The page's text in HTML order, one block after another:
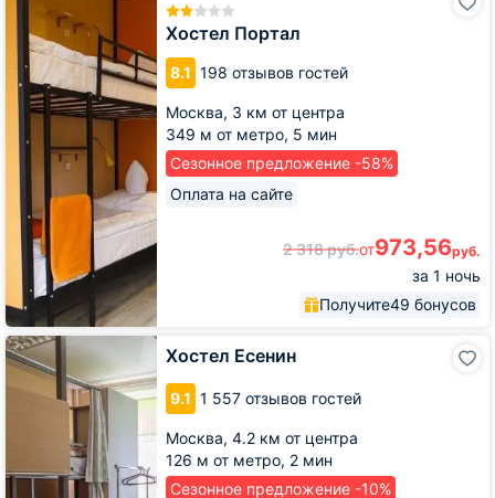
Хостел Портал
8.1 198 отзывов гостей
Москва, 3 км от центра
349 м от метро, 5 мин
Сезонное предложение -58%
Оплата на сайте
2 318руб.от973,56руб.
за 1 ночь
Получите49 бонусов
Хостел Есенин
9.1 1 557 отзывов гостей
Москва, 4.2 км от центра
126 м от метро, 2 мин
Сезонное предложение -10%
Хостел
Есенин